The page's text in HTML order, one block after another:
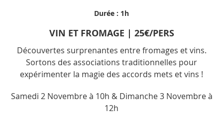
Durée : 1h
VIN ET FROMAGE | 25€/PERS
Découvertes surprenantes entre fromages et vins.
Sortons des associations traditionnelles pour
expérimenter la magie des accords mets et vins !
Samedi 2 Novembre à 10h & Dimanche 3 Novembre à
12h